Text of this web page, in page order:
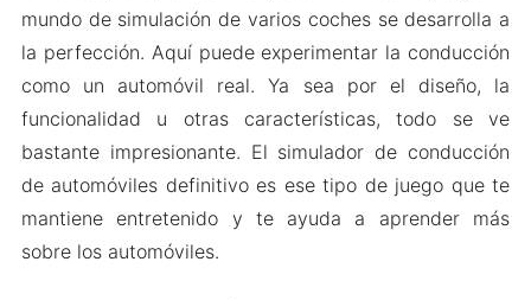
mundo de simulación de varios coches se desarrolla a
la perfección. Aquí puede experimentar la conducción
como un automóvil real. Ya sea por el diseño, la
funcionalidad u otras características, todo se ve
bastante impresionante. El simulador de conducción
de automóviles definitivo es ese tipo de juego que te
mantiene entretenido y te ayuda a aprender más
sobre los automóviles.